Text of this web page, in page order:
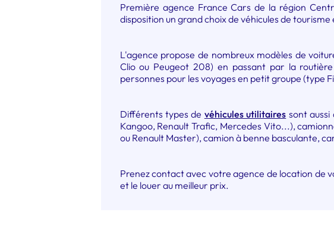
Première agence France Cars de la région
disposition un grand choix de véhicules de
L'agence propose de nombreux modèles de
Clio ou Peugeot 208) en passant par la
personnes pour les voyages en petit groupe (type
Différents types de véhicules utilitaires sont
Kangoo, Renault Trafic, Mercedes Vito...),
ou Renault Master), camion à benne basculante,
Prenez contact avec votre agence de location de
et le louer au meilleur prix.